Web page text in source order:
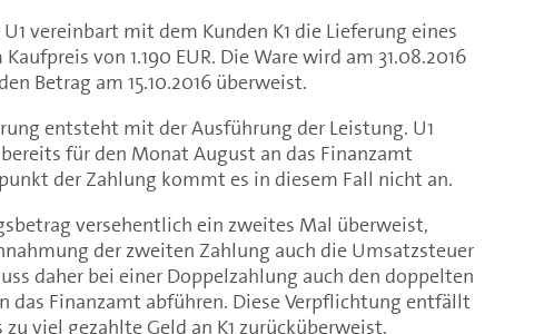
vereinbart mit dem Kunden K1 die Lieferung eines
von 1.190 EUR. Die Ware wird am 31.08.2016
Betrag am 15.10.2016 überweist.
entsteht mit der Ausführung der Leistung. U1
für den Monat August an das Finanzamt
der Zahlung kommt es in diesem Fall nicht an.
versehentlich ein zweites Mal überweist,
der zweiten Zahlung auch die Umsatzsteuer
daher bei einer Doppelzahlung auch den doppelten
das Finanzamt abführen. Diese Verpflichtung entfällt
zu viel gezahlte Geld an K1 zurücküberweist.